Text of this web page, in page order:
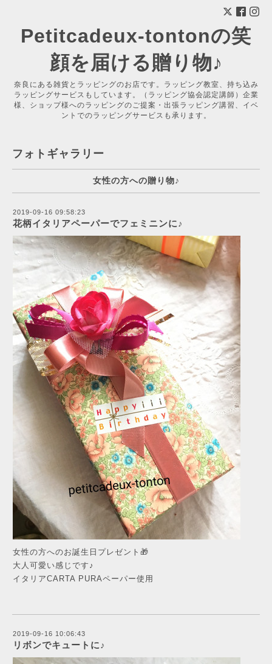
Petitcadeux-tontonの笑
顔を届ける贈り物♪
奈良にある雑貨とラッピングのお店です。ラッピング教室、持ち込み
ラッピングサービスもしています。（ラッピング協会認定講師）企業
様、ショップ様へのラッピングのご提案・出張ラッピング講習、イベ
ントでのラッピングサービスも承ります。
フォトギャラリー
女性の方への贈り物♪
2019-09-16 09:58:23
花柄イタリアペーパーでフェミニンに♪
女性の方へのお誕生日プレゼント🎁
大人可愛い感じです♪
イタリアCARTA PURAペーパー使用
2019-09-16 10:06:43
リボンでキュートに♪